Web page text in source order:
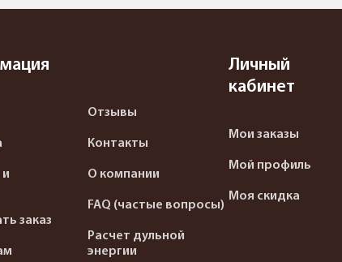
и
заказ
Отзывы
Контакты
О компании
FAQ (частые вопросы)
Расчет дульной
энергии
Личный
кабинет
Мои заказы
Мой профиль
Моя скидка